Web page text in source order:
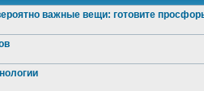
важные вещи: готовите